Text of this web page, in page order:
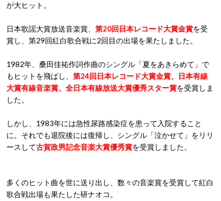
が大ヒット。
日本歌謡大賞放送音楽賞、 第20回日本レコード大賞金賞を受
賞し、第29回紅白歌合戦に2回目の出場を果たしました。
1982年、桑田佳祐作詞作曲のシングル「夏をあきらめて」で
もヒットを飛ばし、 第24回日本レコード大賞金賞、日本有線
大賞有線音楽賞、全日本有線放送大賞優秀スター賞を受賞しま
した。
しかし、1983年には急性尿路感染症を患って入院すること
に。それでも退院後には復帰し、シングル「泣かせて」をリリ
ースして古賀政男記念音楽大賞優秀賞を受賞しました。
多くのヒット曲を世に送り出し、数々の音楽賞を受賞して紅白
歌合戦出場も果たした研ナオコ。